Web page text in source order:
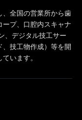
、全国の営業所から歯
プ、口腔内スキャナ
、デジタル技工サー
技工物作成）等を開
います。